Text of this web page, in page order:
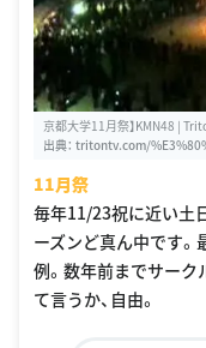
京都大学11月祭】KMN48 |
出典： tritontv.com/
11月祭
毎年11/23祝に近い土
ーズンど真ん中です
例。数年前までサーク
て言うか、自由。